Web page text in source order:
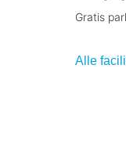
Gratis
Alle